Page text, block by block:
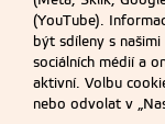
(YouTube).
být sdíleny s
sociálních médií a
aktivní. Volbu
nebo odvolat v